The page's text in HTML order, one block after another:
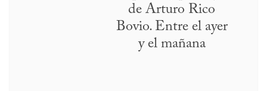
de Arturo Rico
Bovio. Entre el ayer
y el mañana